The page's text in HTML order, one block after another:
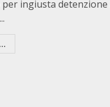
ingiusta detenzione